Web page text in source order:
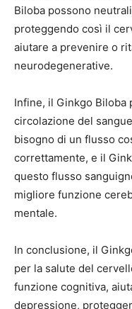
Biloba possono
proteggendo così il
aiutare a prevenire o
neurodegenerative.
Infine, il Ginkgo Biloba
circolazione del
bisogno di un flusso
correttamente, e il
questo flusso
migliore funzione
mentale.
In conclusione, il
per la salute del
funzione cognitiva,
depressione,